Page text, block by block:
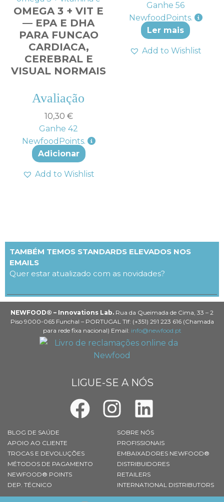
OMEGA 3 + VIT E
— EPA E DHA
PARA FUNCAO
CARDIACA,
CEREBRAL E
VISUAL NORMAIS
Avaliação
4.38de 5
10,30 €
Ganhe 42
NewfoodPoints.
Adicionar
Add to Wishlist
Ganhe 56
NewfoodPoints.
Ler mais
Add to Wishlist
TAMBÉM TEMOS STANDARDS ELEVADOS NOS
EMAILS
Quer estar atualizado com as novidades?
NEWFOOD® – Innovations Lab. Rua da Queimada de Cima, 33 – 2
Piso 9000-065 Funchal – PORTUGAL Tlf: (+351) 291 223 616 (Chamada
para rede fixa nacional) Email: info@newfood.pt
LIGUE-SE A NÓS
BLOG DE SAÚDE
APOIO AO CLIENTE
TROCAS E DEVOLUÇÕES
MÉTODOS DE PAGAMENTO
NEWFOOD® POINTS
DEP. TÉCNICO
SOBRE NÓS
PROFISSIONAIS
EMBAIXADORES NEWFOOD®
DISTRIBUIDORES
RETAILERS
INTERNATIONAL DISTRIBUTORS